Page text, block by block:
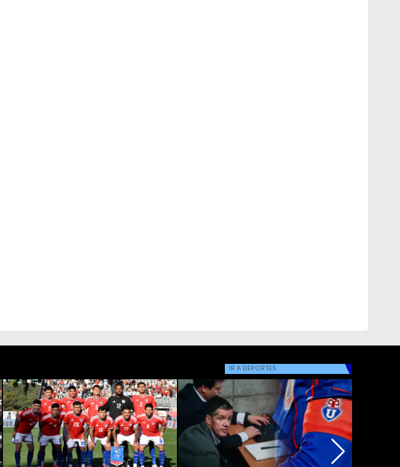
IR A DEPORTES